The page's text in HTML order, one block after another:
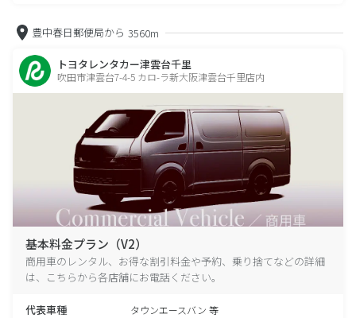
豊中春日郵便局から 3560m
トヨタレンタカー津雲台千里
吹田市津雲台7-4-5 カロ-ラ新大阪津雲台千里店内
基本料金プラン（V2）
商用車のレンタル、お得な割引料金や予約、乗り捨てなどの詳細
は、こちらから各店舗にお電話ください。
代表車種 タウンエースバン 等